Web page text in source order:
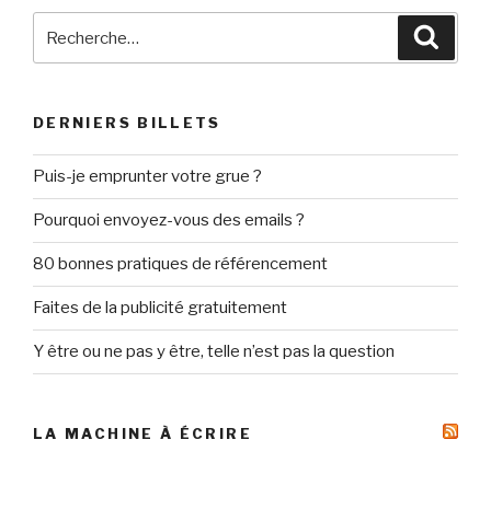
pour
DERNIERS BILLETS
Puis-je emprunter votre grue ?
Pourquoi envoyez-vous des emails ?
80 bonnes pratiques de référencement
Faites de la publicité gratuitement
Y être ou ne pas y être, telle n’est pas la question
LA MACHINE À ÉCRIRE